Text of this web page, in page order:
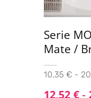
Serie
Mate /
10,35 € -
12,52 € -